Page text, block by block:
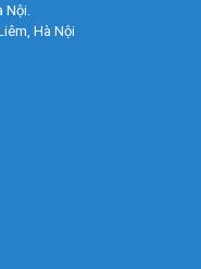
Nội.
Hà Nội